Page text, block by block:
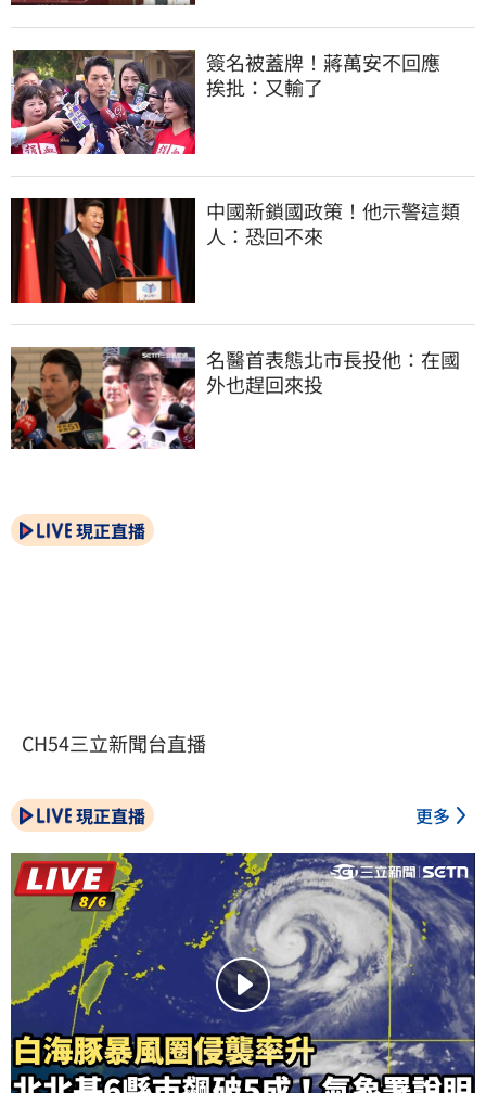
簽名被蓋牌！蔣萬安不回應
挨批：又輸了
中國新鎖國政策！他示警這類
人：恐回不來
名醫首表態北市長投他：在國
外也趕回來投
現正直播
CH54三立新聞台直播
現正直播 更多